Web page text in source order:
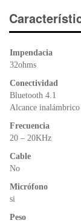
e
b
Impendacia
32ohms
Conectividad
Bluetooth 4.1
Alcance
Frecuencia
20 – 20KHz
Cable
No
Micrófono
si
Peso